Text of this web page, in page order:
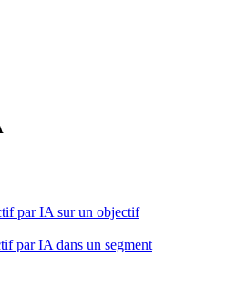
par IA sur un objectif
par IA dans un segment